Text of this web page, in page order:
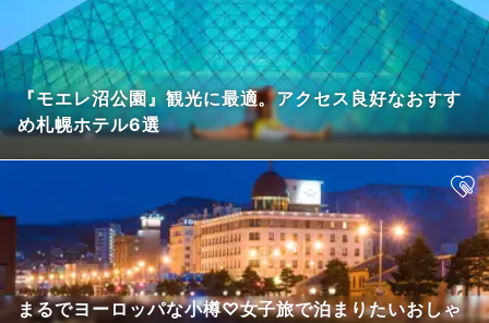
『モエレ沼公園』観光に最適。アクセス良好なおすす
め札幌ホテル6選
まるでヨーロッパな小樽♡女子旅で泊まりたいおしゃ